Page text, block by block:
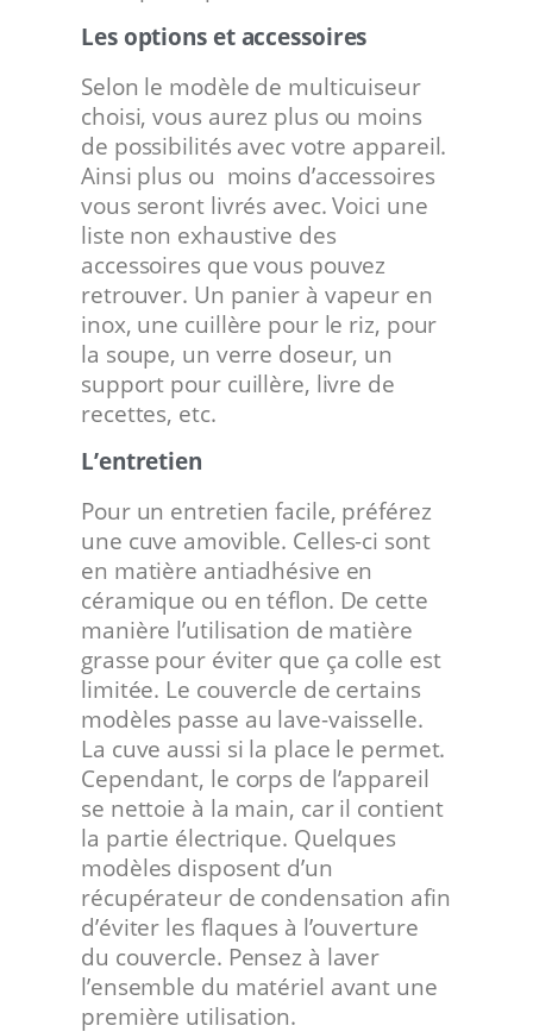
Les options et accessoires
Selon le modèle de multicuiseur
choisi, vous aurez plus ou moins
de possibilités avec votre appareil.
Ainsi plus ou moins d’accessoires
vous seront livrés avec. Voici une
liste non exhaustive des
accessoires que vous pouvez
retrouver. Un panier à vapeur en
inox, une cuillère pour le riz, pour
la soupe, un verre doseur, un
support pour cuillère, livre de
recettes, etc.
L’entretien
Pour un entretien facile, préférez
une cuve amovible. Celles-ci sont
en matière antiadhésive en
céramique ou en téflon. De cette
manière l’utilisation de matière
grasse pour éviter que ça colle est
limitée. Le couvercle de certains
modèles passe au lave-vaisselle.
La cuve aussi si la place le permet.
Cependant, le corps de l’appareil
se nettoie à la main, car il contient
la partie électrique. Quelques
modèles disposent d’un
récupérateur de condensation afin
d’éviter les flaques à l’ouverture
du couvercle. Pensez à laver
l’ensemble du matériel avant une
première utilisation.